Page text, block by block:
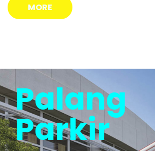
MORE
Palang
Parkir